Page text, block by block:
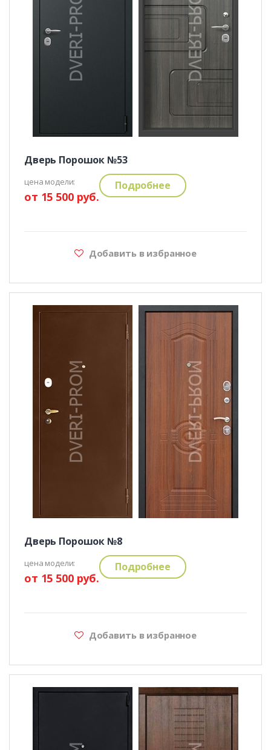
Дверь Порошок №53
цена модели:
от 15 500 руб.
Подробнее
Добавить в избранное
Дверь Порошок №8
цена модели:
от 15 500 руб.
Подробнее
Добавить в избранное